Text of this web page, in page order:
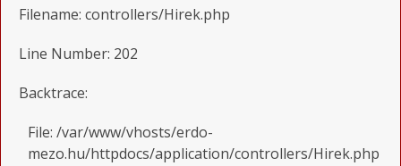
Filename: controllers/Hirek.php
Line Number: 202
Backtrace:
File: /var/www/vhosts/erdo-
mezo.hu/httpdocs/application/controllers/Hirek.php